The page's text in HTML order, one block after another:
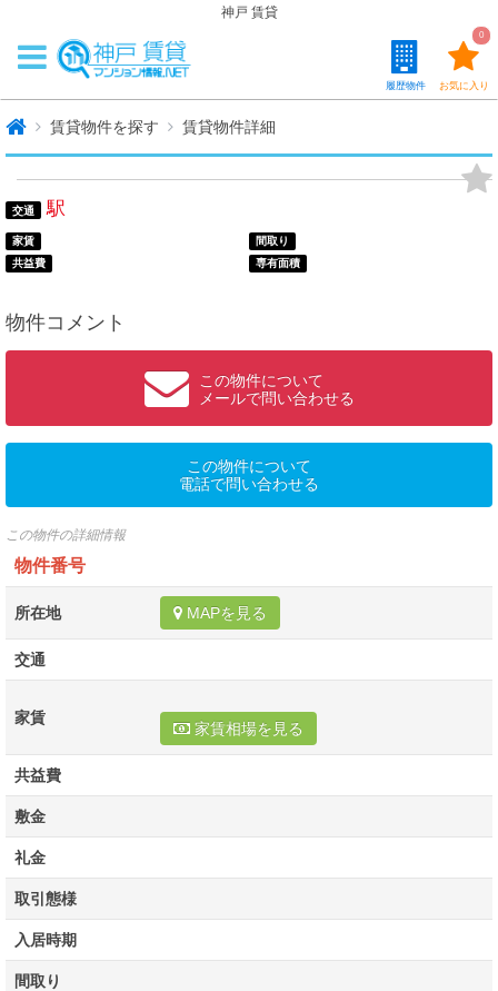
神戸 賃貸
お気に入り
0
履歴物件
賃貸物件を探す 賃貸物件詳細
交通 駅
家賃
共益費
間取り
専有面積
物件コメント
この物件について
メールで問い合わせる
この物件について
電話で問い合わせる
この物件の詳細情報
物件番号
所在地 MAPを見る
交通
家賃
家賃相場を見る
共益費
敷金
礼金
取引態様
入居時期
間取り